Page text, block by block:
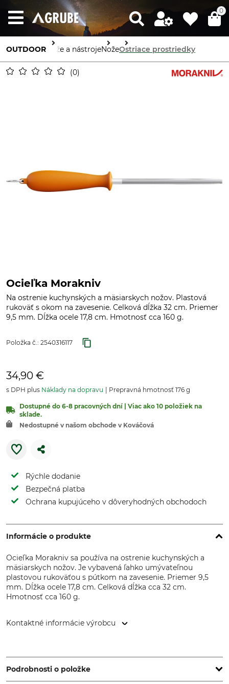
0
OUTDOOR Nože a nástrojeNožeOstriace prostriedky
0
Ocieľka Morakniv
Na ostrenie kuchynských a mäsiarskych nožov. Plastová
rukoväť s okom na zavesenie. Celková dĺžka 32 cm. Priemer
9,5 mm. Dĺžka ocele 17,8 cm. Hmotnosť cca 160 g.
Položka č.: 2540316117
34,90 €
s DPH plus Náklady na dopravu Prepravná hmotnosť 176 g
Dostupné do 6-8 pracovných dní | Viac ako 10 položiek na
sklade.
Nedostupné v našom obchode v Kováčová
Rýchle dodanie
Bezpečná platba
Ochrana kupujúceho v dôveryhodných obchodoch
Informácie o produkte
Ocieľka Morakniv sa používa na ostrenie kuchynských a
mäsiarskych nožov. Je vybavená ľahko umývateľnou
plastovou rukoväťou s pútkom na zavesenie. Priemer 9,5
mm. Dĺžka ocele 17,8 cm. Celková dĺžka cca 32 cm.
Hmotnosť cca 160 g.
Kontaktné informácie výrobcu
www.morakniv.se
Podrobnosti o položke